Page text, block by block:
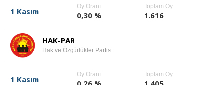
1 Kasım
Oy Oranı
0,30 %
Toplam Oy
1.616
HAK-PAR
Hak ve Özgürlükler Partisi
1 Kasım
Oy Oranı
0,26 %
Toplam Oy
1.405